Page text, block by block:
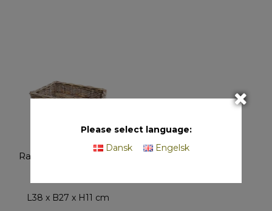
Midi Firkantet
Rattanbakke - Kubu
L38 x B27 x H11 cm
Please select language:
Dansk
Engelsk